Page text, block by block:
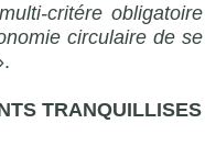
critére obligatoire
circulaire de se
TRANQUILLISES